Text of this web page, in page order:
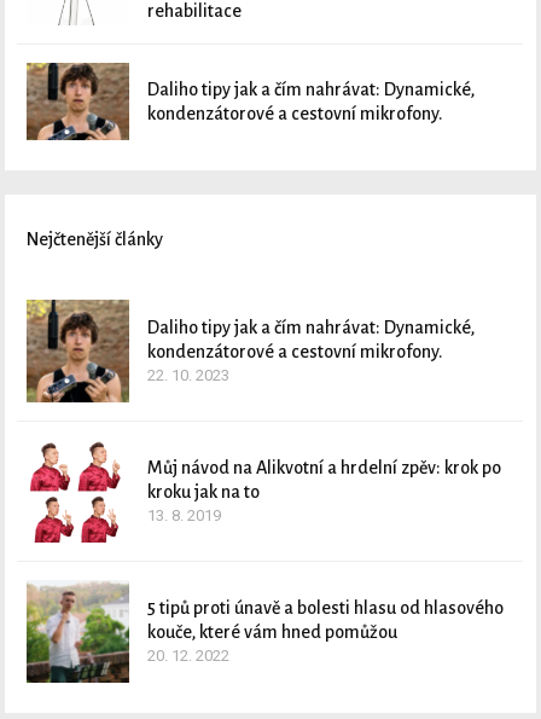
rehabilitace
Daliho tipy jak a čím nahrávat: Dynamické,
kondenzátorové a cestovní mikrofony.
Nejčtenější články
Daliho tipy jak a čím nahrávat: Dynamické,
kondenzátorové a cestovní mikrofony.
22. 10. 2023
Můj návod na Alikvotní a hrdelní zpěv: krok po
kroku jak na to
13. 8. 2019
5 tipů proti únavě a bolesti hlasu od hlasového
kouče, které vám hned pomůžou
20. 12. 2022